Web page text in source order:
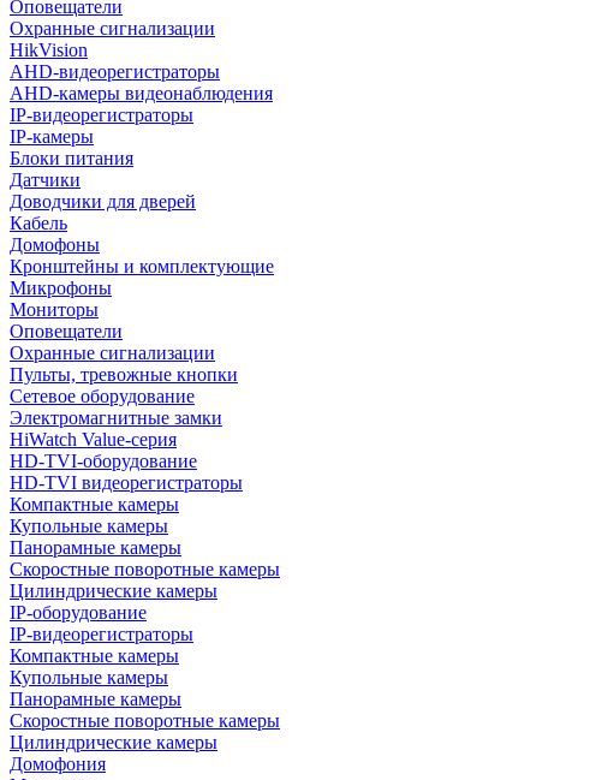
Оповещатели
Охранные сигнализации
HikVision
AHD-видеорегистраторы
AHD-камеры видеонаблюдения
IP-видеорегистраторы
IP-камеры
Блоки питания
Датчики
Доводчики для дверей
Кабель
Домофоны
Кронштейны и комплектующие
Микрофоны
Мониторы
Оповещатели
Охранные сигнализации
Пульты, тревожные кнопки
Сетевое оборудование
Электромагнитные замки
HiWatch Value-серия
HD-TVI-оборудование
HD-TVI видеорегистраторы
Компактные камеры
Купольные камеры
Панорамные камеры
Скоростные поворотные камеры
Цилиндрические камеры
IP-оборудование
IP-видеорегистраторы
Компактные камеры
Купольные камеры
Панорамные камеры
Скоростные поворотные камеры
Цилиндрические камеры
Домофония